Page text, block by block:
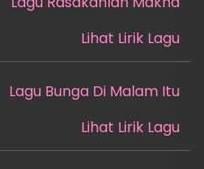
Lihat Lirik Lagu
Lagu Bunga Di Malam Itu
Lihat Lirik Lagu